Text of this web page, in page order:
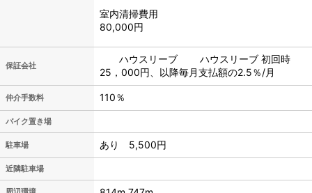
室内清掃費用
80,000円
保証会社
ハウスリーブ ハウスリーブ 初回時
25，000円、以降毎月支払額の2.5％/月
仲介手数料 110％
バイク置き場
駐車場 あり 5,500円
近隣駐車場